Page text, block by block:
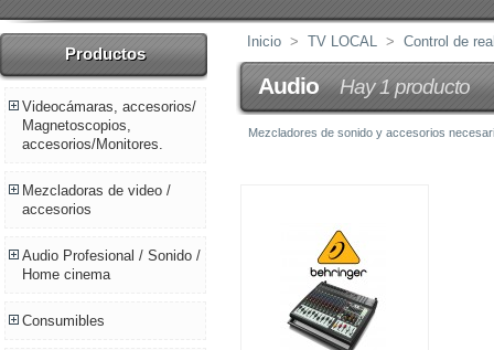
Productos
Videocámaras, accesorios/
Magnetoscopios,
accesorios/Monitores.
Mezcladoras de video /
accesorios
Audio Profesional / Sonido /
Home cinema
Consumibles
Inicio > TV LOCAL > Control de
Audio Hay 1 producto
Mezcladores de sonido y accesorios